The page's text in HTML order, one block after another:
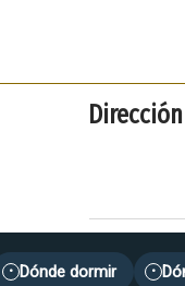
• Dónde dormir •